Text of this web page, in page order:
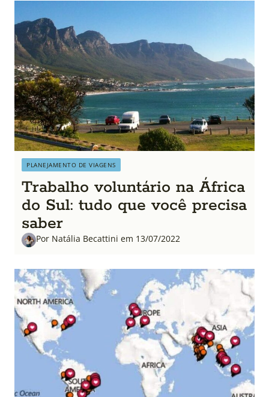
PLANEJAMENTO DE VIAGENS
Trabalho voluntário na África
do Sul: tudo que você precisa
saber
Por Natália Becattini em 13/07/2022